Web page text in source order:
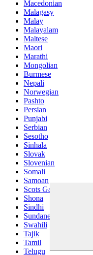
Macedonian
Malagasy
Malay
Malayalam
Maltese
Maori
Marathi
Mongolian
Burmese
Nepali
Norwegian
Pashto
Persian
Punjabi
Serbian
Sesotho
Sinhala
Slovak
Slovenian
Somali
Samoan
Scots Gaelic
Shona
Sindhi
Sundanese
Swahili
Tajik
Tamil
Telugu